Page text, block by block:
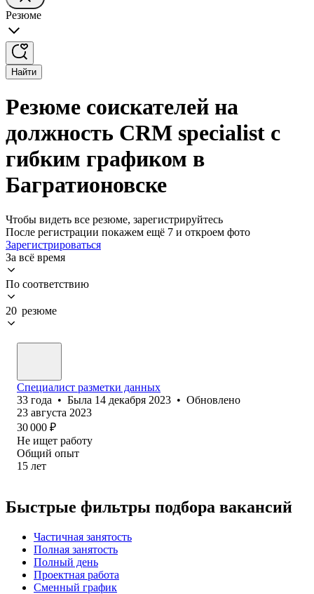
Резюме
Найти
Резюме соискателей на
должность CRM specialist с
гибким графиком в
Багратионовске
Чтобы видеть все резюме, зарегистрируйтесь
После регистрации покажем ещё 7 и откроем фото
Зарегистрироваться
За всё время
По соответствию
20 резюме
Специалист разметки данных
33 года • Была 14 декабря 2023 • Обновлено
23 августа 2023
30 000 ₽
Не ищет работу
Общий опыт
15 лет
Быстрые фильтры подбора вакансий
Частичная занятость
Полная занятость
Полный день
Проектная работа
Сменный график